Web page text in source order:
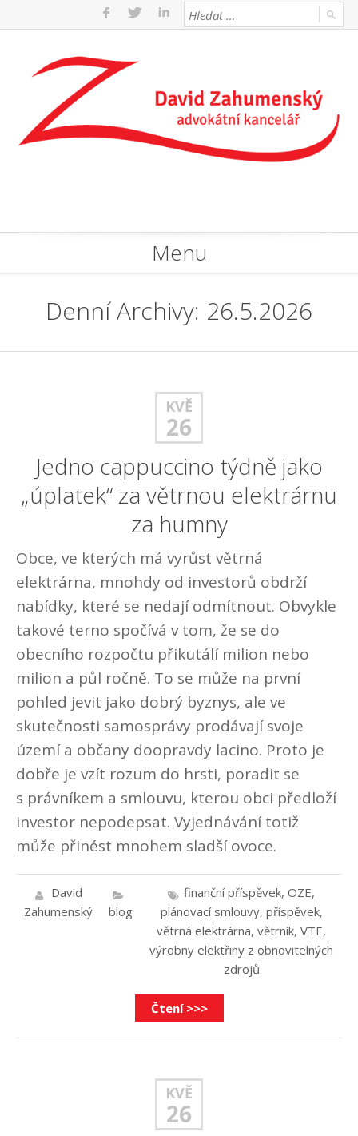
Menu
Denní Archivy: 26.5.2026
KVĚ
26
Jedno cappuccino týdně jako
„úplatek“ za větrnou elektrárnu
za humny
Obce, ve kterých má vyrůst větrná
elektrárna, mnohdy od investorů obdrží
nabídky, které se nedají odmítnout. Obvykle
takové terno spočívá v tom, že se do
obecního rozpočtu přikutálí milion nebo
milion a půl ročně. To se může na první
pohled jevit jako dobrý byznys, ale ve
skutečnosti samosprávy prodávají svoje
území a občany doopravdy lacino. Proto je
dobře je vzít rozum do hrsti, poradit se
s právníkem a smlouvu, kterou obci předloží
investor nepodepsat. Vyjednávání totiž
může přinést mnohem sladší ovoce.
David
Zahumenský
blog
finanční příspěvek, OZE,
plánovací smlouvy, příspěvek,
větrná elektrárna, větrník, VTE,
výrobny elektřiny z obnovitelných
zdrojů
Čtení >>>
KVĚ
26